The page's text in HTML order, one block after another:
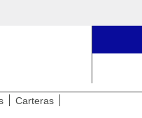
Carteras